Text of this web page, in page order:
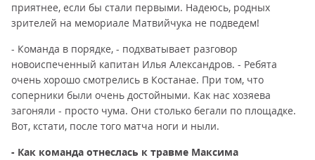
приятнее, если бы стали первыми. Надеюсь, родных
зрителей на мемориале Матвийчука не подведем!
- Команда в порядке, - подхватывает разговор
новоиспеченный капитан Илья Александров. - Ребята
очень хорошо смотрелись в Костанае. При том, что
соперники были очень достойными. Как нас хозяева
загоняли - просто чума. Они столько бегали по площадке.
Вот, кстати, после того матча ноги и ныли.
- Как команда отнеслась к травме Максима